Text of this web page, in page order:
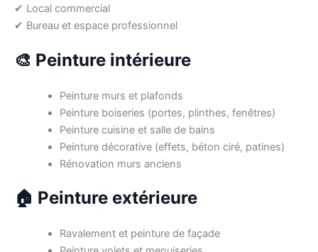
✔ Local commercial
✔ Bureau et espace professionnel
🎨 Peinture intérieure
Peinture murs et plafonds
Peinture boiseries (portes, plinthes, fenêtres)
Peinture cuisine et salle de bains
Peinture décorative (effets, béton ciré, patines)
Rénovation murs anciens
🏠 Peinture extérieure
Ravalement et peinture de façade